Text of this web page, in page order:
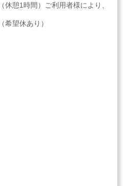
憩1時間）ご利用者様により、
望休あり）